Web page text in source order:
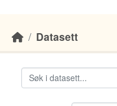
Datasett